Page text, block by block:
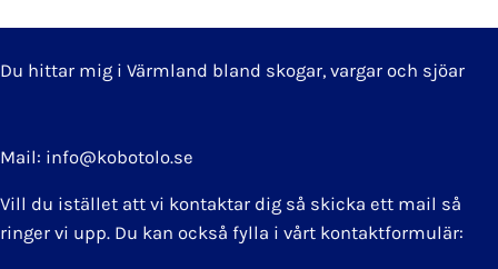
Du hittar mig i Värmland bland skogar, vargar och sjöar
Mail: info@kobotolo.se
Vill du istället att vi kontaktar dig så skicka ett mail så
ringer vi upp. Du kan också fylla i vårt kontaktformulär: